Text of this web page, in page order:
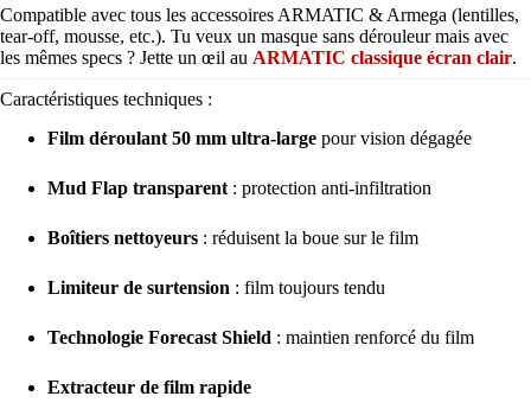
Compatible avec tous les accessoires ARMATIC & Armega (lentilles,
tear-off, mousse, etc.). Tu veux un masque sans dérouleur mais avec
les mêmes specs ? Jette un œil au ARMATIC classique écran clair.
Caractéristiques techniques :
Film déroulant 50 mm ultra-large pour vision dégagée
Mud Flap transparent : protection anti-infiltration
Boîtiers nettoyeurs : réduisent la boue sur le film
Limiteur de surtension : film toujours tendu
Technologie Forecast Shield : maintien renforcé du film
Extracteur de film rapide